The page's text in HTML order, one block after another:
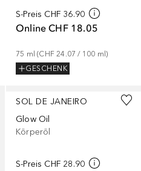
S-Preis CHF 36.90
Online CHF 18.05
75 ml (CHF 24.07 / 100 ml)
GESCHENK
SOL DE JANEIRO
Glow Oil
Körperöl
S-Preis CHF 28.90